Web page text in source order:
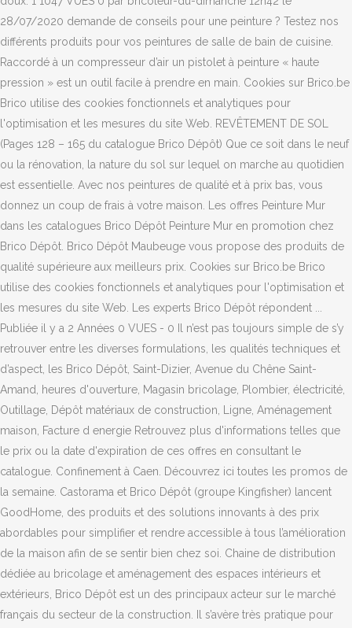
28/07/2020 demande de conseils pour une peinture ? Testez nos
différents produits pour vos peintures de salle de bain de cuisine.
Raccordé à un compresseur d’air un pistolet à peinture « haute
pression » est un outil facile à prendre en main. Cookies sur Brico.be
Brico utilise des cookies fonctionnels et analytiques pour
l'optimisation et les mesures du site Web. REVÊTEMENT DE SOL
(Pages 128 – 165 du catalogue Brico Dépôt) Que ce soit dans le neuf
ou la rénovation, la nature du sol sur lequel on marche au quotidien
est essentielle. Avec nos peintures de qualité et à prix bas, vous
donnez un coup de frais à votre maison. Les offres Peinture Mur
dans les catalogues Brico Dépôt Peinture Mur en promotion chez
Brico Dépôt. Brico Dépôt Maubeuge vous propose des produits de
qualité supérieure aux meilleurs prix. Cookies sur Brico.be Brico
utilise des cookies fonctionnels et analytiques pour l'optimisation et
les mesures du site Web. Les experts Brico Dépôt répondent ...
Publiée il y a 2 Années 0 VUES - 0 Il n’est pas toujours simple de s’y
retrouver entre les diverses formulations, les qualités techniques et
d’aspect, les Brico Dépôt, Saint-Dizier, Avenue du Chêne Saint-
Amand, heures d'ouverture, Magasin bricolage, Plombier, électricité,
Outillage, Dépôt matériaux de construction, Ligne, Aménagement
maison, Facture d energie Retrouvez plus d'informations telles que
le prix ou la date d'expiration de ces offres en consultant le
catalogue. Confinement à Caen. Découvrez ici toutes les promos de
la semaine. Castorama et Brico Dépôt (groupe Kingfisher) lancent
GoodHome, des produits et des solutions innovants à des prix
abordables pour simplifier et rendre accessible à tous l’amélioration
de la maison afin de se sentir bien chez soi. Chaine de distribution
dédiée au bricolage et aménagement des espaces intérieurs et
extérieurs, Brico Dépôt est un des principaux acteur sur le marché
français du secteur de la construction. Il s’avère très pratique pour